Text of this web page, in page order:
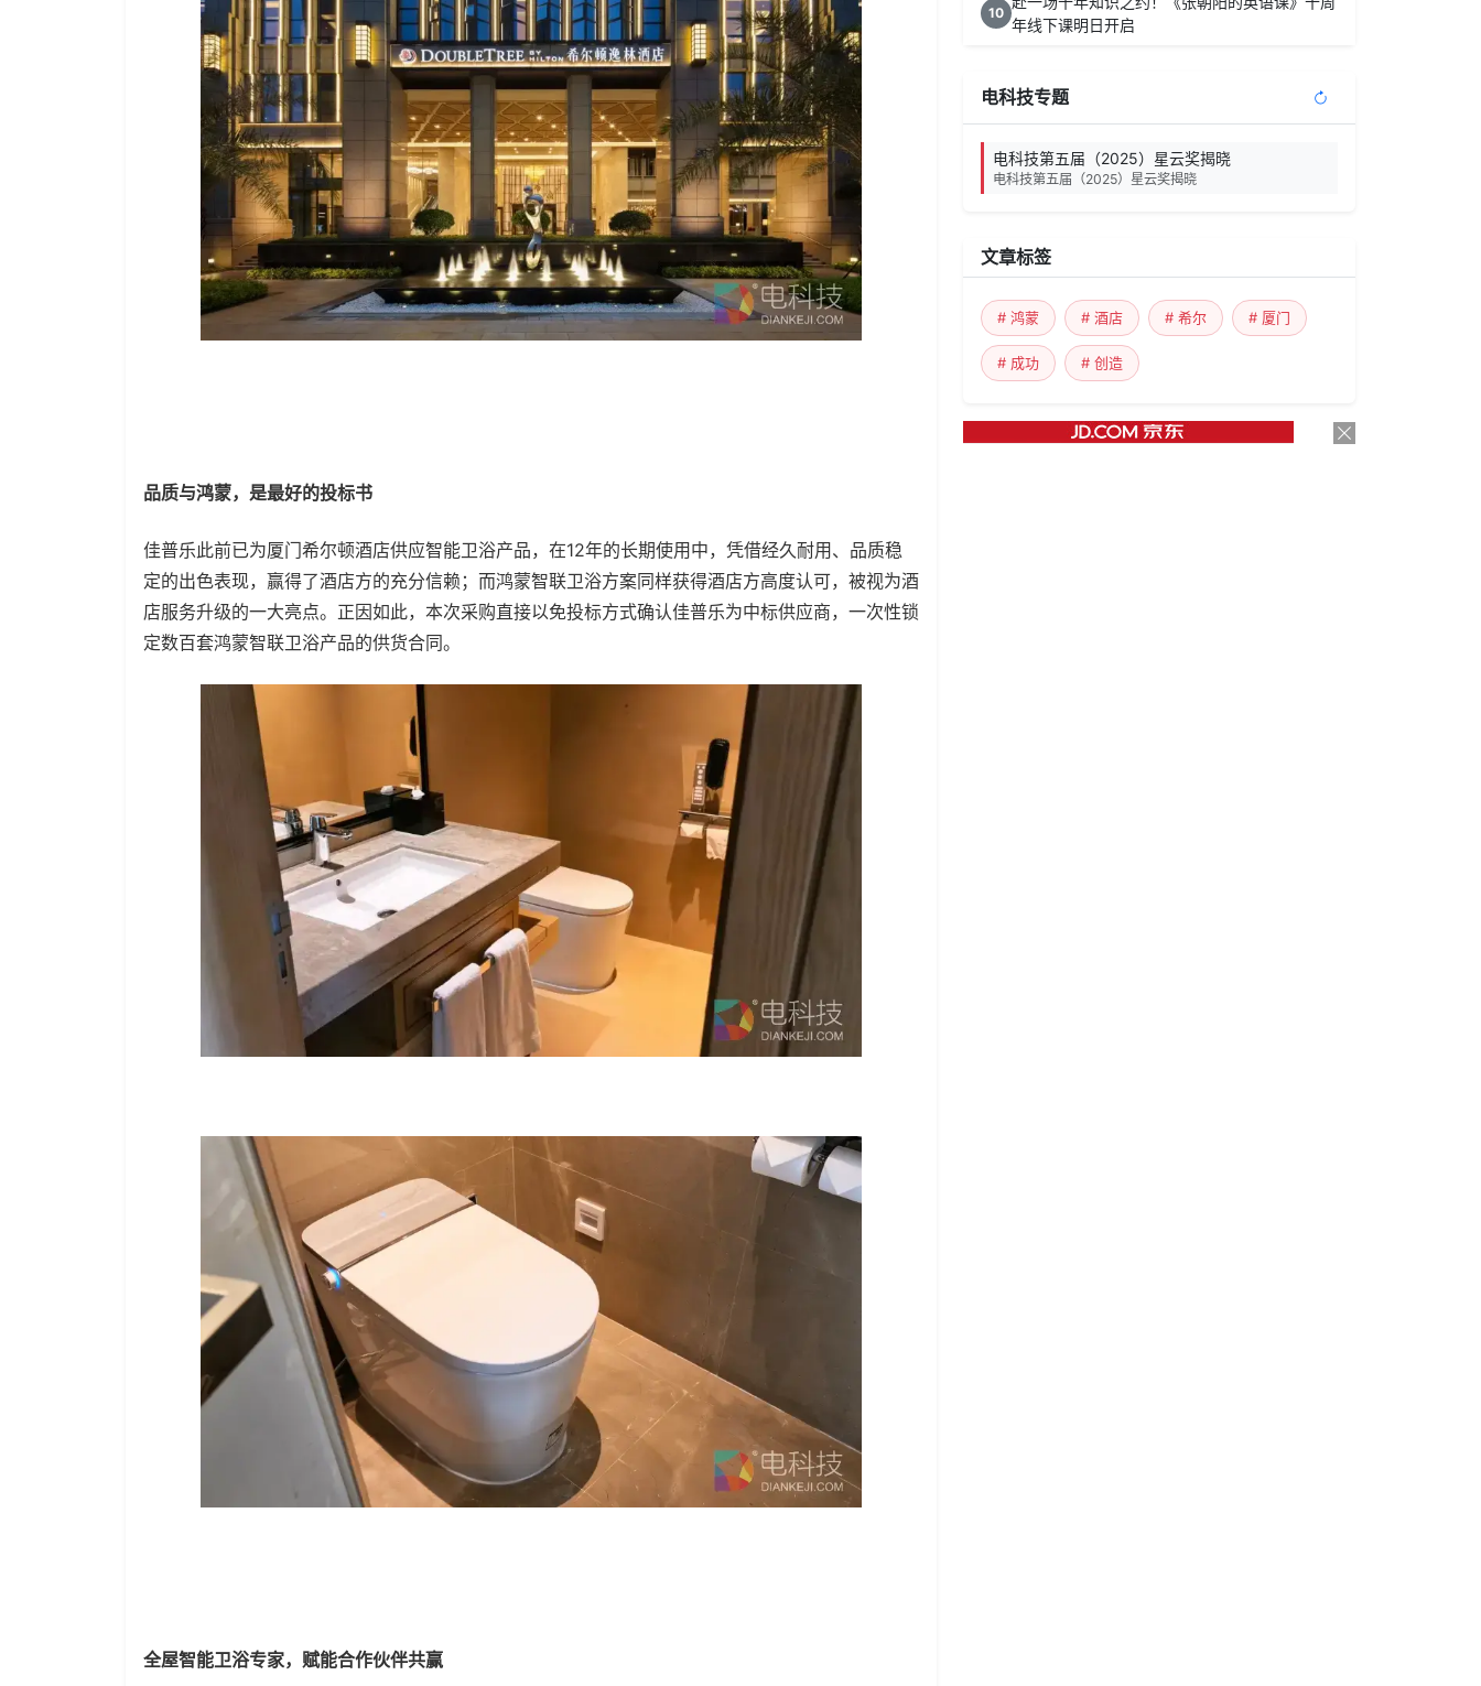
品质与鸿蒙， 是最好的投标书
佳普乐此前已为厦门希尔顿酒店供应智能卫浴产品，在12年的长期使用中，凭借经久耐用、品质稳
定的出色表现，赢得了酒店方的充分信赖；而鸿蒙智联卫浴方案同样获得酒店方高度认可，被视为酒
店服务升级的一大亮点。正因如此，本次采购直接以免投标方式确认佳普乐为中标供应商，一次性锁
定数百套鸿蒙智联卫浴产品的供货合同。
全屋智能卫浴专家， 赋能合作伙伴共赢
10
年线下课明日开启
电科技专题
电科技第五届（2025）星云奖揭晓
电科技第五届（2025）星云奖揭晓
文章标签
# 鸿蒙 # 酒店 # 希尔 # 厦门
# 成功 # 创造